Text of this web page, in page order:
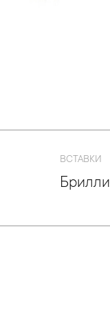
ВСТАВКИ